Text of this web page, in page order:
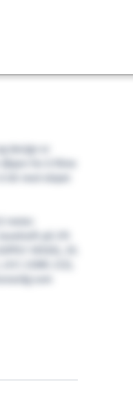
design er
for å filme
bli med skipet
på 275
som